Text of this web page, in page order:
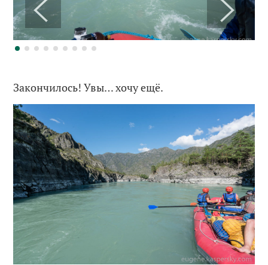
Закончилось! Увы… хочу ещё.